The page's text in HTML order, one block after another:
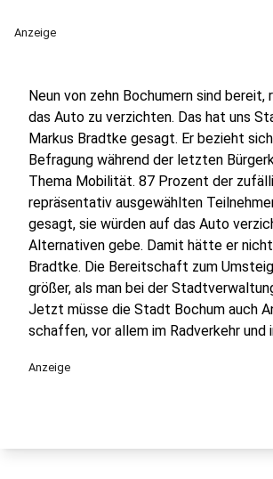
Anzeige
Neun von zehn Bochumern sind bereit,
das Auto zu verzichten. Das hat uns
Markus Bradtke gesagt. Er bezieht
Befragung während der letzten
Thema Mobilität. 87 Prozent der
repräsentativ ausgewählten
gesagt, sie würden auf das Auto
Alternativen gebe. Damit hätte er
Bradtke. Die Bereitschaft zum
größer, als man bei der
Jetzt müsse die Stadt Bochum auch
schaffen, vor allem im Radverkehr und
Anzeige